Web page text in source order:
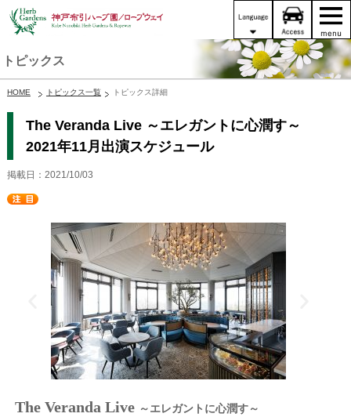
トピックス
HOME トピックス一覧 トピックス詳細
The Veranda Live ～エレガントに心潤す～
2021年11月出演スケジュール
掲載日：2021/10/03
The Veranda Live ～エレガントに心潤す～